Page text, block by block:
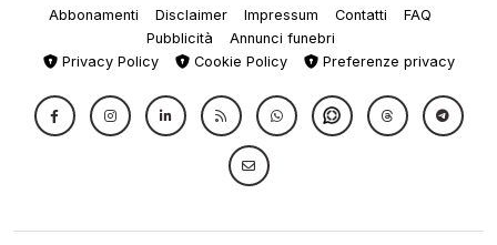
Abbonamenti Disclaimer Impressum Contatti
FAQ
Pubblicità
Annunci funebri
Privacy Policy
Cookie Policy Preferenze privacy